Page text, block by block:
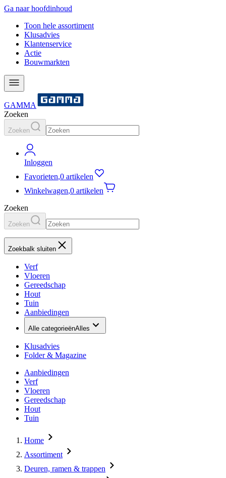
Ga naar hoofdinhoud
Toon hele assortiment
Klusadvies
Klantenservice
Actie
Bouwmarkten
GAMMA
Zoeken
Zoeken
Inloggen
Favorieten,0 artikelen
Winkelwagen,0 artikelen
Zoeken
Zoeken
Zoekbalk sluiten
Verf
Vloeren
Gereedschap
Hout
Tuin
Aanbiedingen
Alle categorieënAlles
Klusadvies
Folder & Magazine
Aanbiedingen
Verf
Vloeren
Gereedschap
Hout
Tuin
Home
Assortiment
Deuren, ramen & trappen